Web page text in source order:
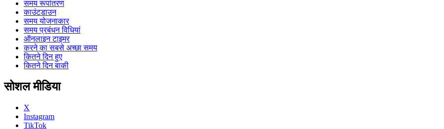
समय रूपांतरण
काउंटडाउन
समय योजनाकार
समय प्रबंधन विधियां
ऑनलाइन टाइमर
करने का सबसे अच्छा समय
कितने दिन हुए
कितने दिन बाकी
सोशल मीडिया
X
Instagram
TikTok